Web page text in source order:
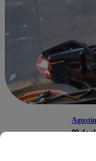
09 de